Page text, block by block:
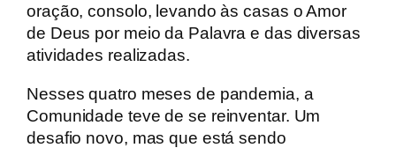
oração, consolo, levando às casas o Amor
de Deus por meio da Palavra e das diversas
atividades realizadas.
Nesses quatro meses de pandemia, a
Comunidade teve de se reinventar. Um
desafio novo, mas que está sendo